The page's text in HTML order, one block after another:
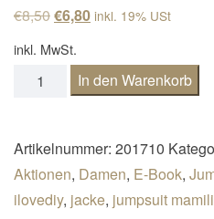
€8,50Ursprünglicher Preis war:
€6,80Aktueller Preis ist:
inkl. 19% USt
inkl. MwSt.
Kombipaket Shirt
In den Warenkorb
Artikelnummer: 201710
Aktionen, Damen, E-Book,
ilovediy, jacke, jumpsuit